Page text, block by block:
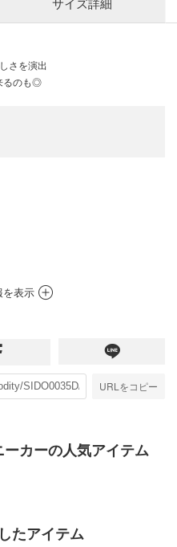
さを演出
るのも◎
を表示
URLをコピー
カーの人気アイテム
たアイテム